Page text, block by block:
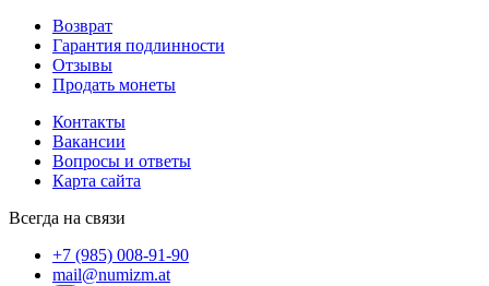
Возврат
Гарантия подлинности
Отзывы
Продать монеты
Контакты
Вакансии
Вопросы и ответы
Карта сайта
Всегда на связи
+7 (985) 008-91-90
mail@numizm.at